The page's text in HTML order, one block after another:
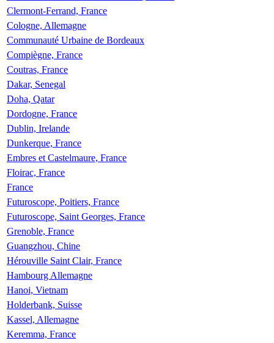
Clermont-Ferrand, France
Cologne, Allemagne
Communauté Urbaine de Bordeaux
Compiègne, France
Coutras, France
Dakar, Senegal
Doha, Qatar
Dordogne, France
Dublin, Irelande
Dunkerque, France
Embres et Castelmaure, France
Floirac, France
France
Futuroscope, Poitiers, France
Futuroscope, Saint Georges, France
Grenoble, France
Guangzhou, Chine
Hérouville Saint Clair, France
Hambourg Allemagne
Hanoi, Vietnam
Holderbank, Suisse
Kassel, Allemagne
Keremma, France